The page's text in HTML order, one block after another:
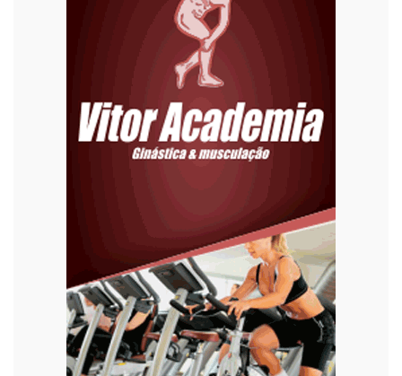
Emprego
Esporte
Moda
Mundo
Música